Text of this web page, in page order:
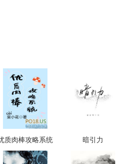
质肉棒攻略系统
（np高辣文）
暗引力